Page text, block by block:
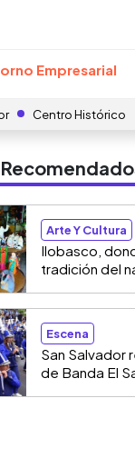
Empresarial
Centro Histórico
Arte Y Cultura
Ilobasco,
tradición del
Escena
San Salvador
de Banda El